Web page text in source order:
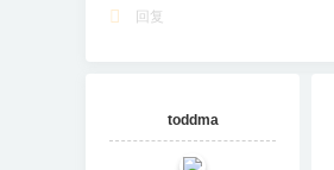
回复
toddma